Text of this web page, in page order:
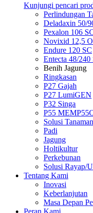
Kunjungi pencari
Perlindungan
Deladaxin 50/
Pexalon 106
Novixid 12,5
Endure 120 SC
Entecta 48/240
Benih Jagung
Ringkasan
P27 Gajah
P27 LumiGEN
P32 Singa
P55
Solusi Tanaman
Padi
Jagung
Holtikultur
Perkebunan
Solusi Rayap/
Tentang Kami
Inovasi
Keberlanjutan
Masa Depan
Peran Kami